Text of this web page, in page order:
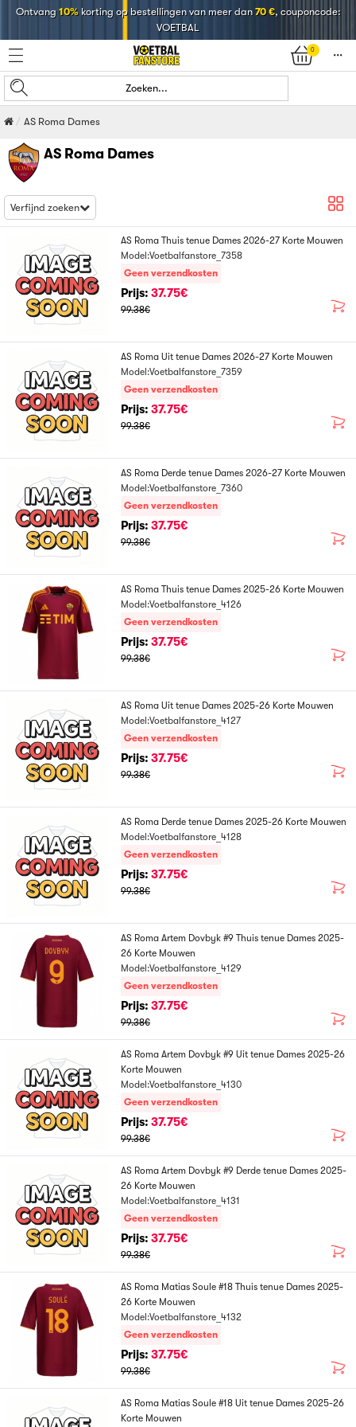
Ontvang 10%korting op bestellingen van meer dan70 €, couponcode:
VOETBAL
0
󰄒
Zoeken...
AS Roma Dames
AS Roma Dames
Verfijnd zoeken
AS Roma Thuis tenue Dames 2026-27 Korte Mouwen
Model:Voetbalfanstore_7358
Geen verzendkosten
Prijs: 37.75€
99.38€
AS Roma Uit tenue Dames 2026-27 Korte Mouwen
Model:Voetbalfanstore_7359
Geen verzendkosten
Prijs: 37.75€
99.38€
AS Roma Derde tenue Dames 2026-27 Korte Mouwen
Model:Voetbalfanstore_7360
Geen verzendkosten
Prijs: 37.75€
99.38€
AS Roma Thuis tenue Dames 2025-26 Korte Mouwen
Model:Voetbalfanstore_4126
Geen verzendkosten
Prijs: 37.75€
99.38€
AS Roma Uit tenue Dames 2025-26 Korte Mouwen
Model:Voetbalfanstore_4127
Geen verzendkosten
Prijs: 37.75€
99.38€
AS Roma Derde tenue Dames 2025-26 Korte Mouwen
Model:Voetbalfanstore_4128
Geen verzendkosten
Prijs: 37.75€
99.38€
AS Roma Artem Dovbyk #9 Thuis tenue Dames 2025-
26 Korte Mouwen
Model:Voetbalfanstore_4129
Geen verzendkosten
Prijs: 37.75€
99.38€
AS Roma Artem Dovbyk #9 Uit tenue Dames 2025-26
Korte Mouwen
Model:Voetbalfanstore_4130
Geen verzendkosten
Prijs: 37.75€
99.38€
AS Roma Artem Dovbyk #9 Derde tenue Dames 2025-
26 Korte Mouwen
Model:Voetbalfanstore_4131
Geen verzendkosten
Prijs: 37.75€
99.38€
AS Roma Matias Soule #18 Thuis tenue Dames 2025-
26 Korte Mouwen
Model:Voetbalfanstore_4132
Geen verzendkosten
Prijs: 37.75€
99.38€
AS Roma Matias Soule #18 Uit tenue Dames 2025-26
Korte Mouwen